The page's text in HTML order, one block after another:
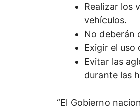
Realizar los
vehículos.
No deberán
Exigir el uso
Evitar las
durante las
“El Gobierno